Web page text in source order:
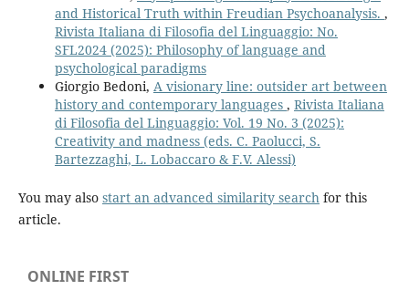
and Historical Truth within Freudian Psychoanalysis. ,
Rivista Italiana di Filosofia del Linguaggio: No.
SFL2024 (2025): Philosophy of language and
psychological paradigms
Giorgio Bedoni, A visionary line: outsider art between
history and contemporary languages , Rivista Italiana
di Filosofia del Linguaggio: Vol. 19 No. 3 (2025):
Creativity and madness (eds. C. Paolucci, S.
Bartezzaghi, L. Lobaccaro & F.V. Alessi)
You may also start an advanced similarity search for this
article.
ONLINE FIRST